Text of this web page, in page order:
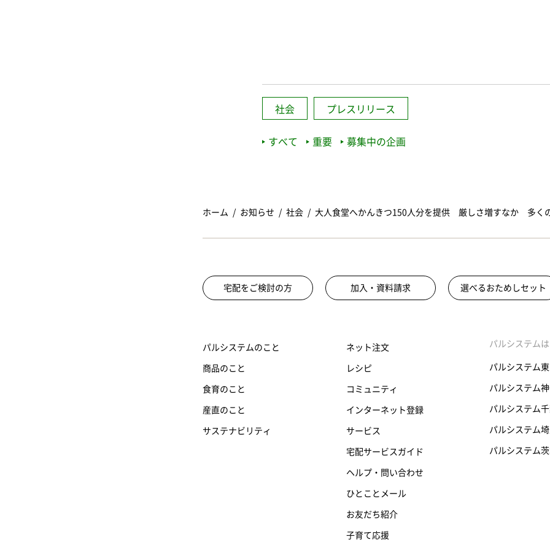
社会 プレスリリース
すべて 重要 募集中の企画
ホーム お知らせ 社会 大人食堂へかんきつ150人分を提供 厳しさ増すなか 多く
宅配をご検討の方 加入・資料請求 選べるおためしセット
パルシステムのこと
商品のこと
食育のこと
産直のこと
サステナビリティ
ネット注文
レシピ
コミュニティ
インターネット登録
サービス
宅配サービスガイド
ヘルプ・問い合わせ
ひとことメール
お友だち紹介
子育て応援
パルシステム
パルシステム
パルシステム
パルシステム
パルシステム
パルシステム